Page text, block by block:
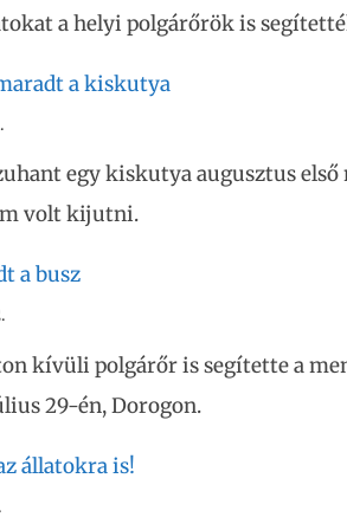
a helyi polgárőrök is
a kiskutya
egy kiskutya augusztus
volt kijutni.
a busz
kívüli polgárőr is segítette a
29-én, Dorogon.
állatokra is!